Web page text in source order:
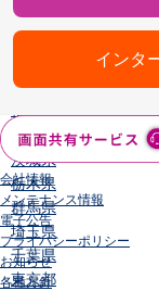
岩手県
宮城県
山形県
関東／北陸・甲信越
茨城県
栃木県
群馬県
埼玉県
千葉県
東京都
インタ
会社情報
メンテナンス情報
電子公告
プライバシーポリシー
お知らせ
各種方針